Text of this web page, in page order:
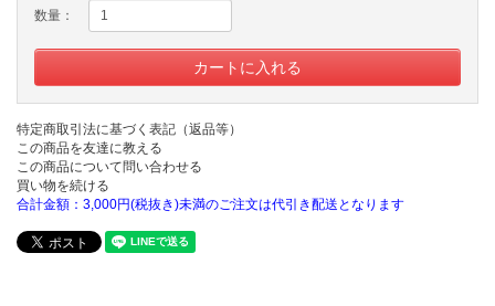
数量：
特定商取引法に基づく表記（返品等）
この商品を友達に教える
この商品について問い合わせる
買い物を続ける
合計金額：3,000円(税抜き)未満のご注文は代引き配送となります